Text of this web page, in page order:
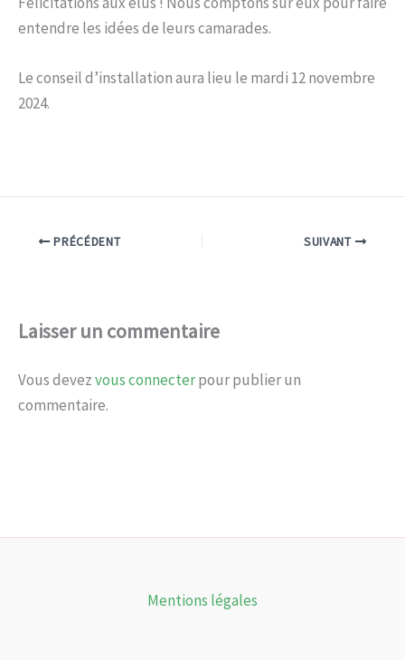
entendre les idées de leurs camarades.
Le conseil d’installation aura lieu le mardi 12 novembre
2024.
PRÉCÉDENT SUIVANT
Laisser un commentaire
Vous devezvous connecterpour publier un
commentaire.
Mentions légales